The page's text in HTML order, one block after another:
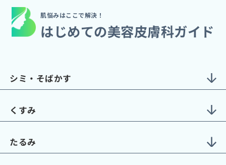
肌悩みはここで解決！
はじめての美容皮膚科ガイド
シミ・そばかす
くすみ
たるみ